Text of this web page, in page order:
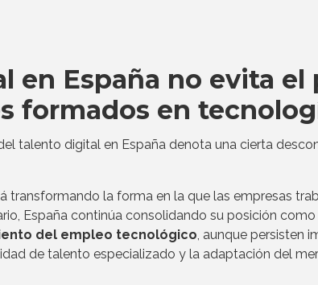
en España no evita el
formados en
talento digital en España denota una cierta
transformando la forma en la que las empresas
España continúa consolidando su posición
del empleo tecnológico, aunque persisten
de talento especializado y la adaptación del